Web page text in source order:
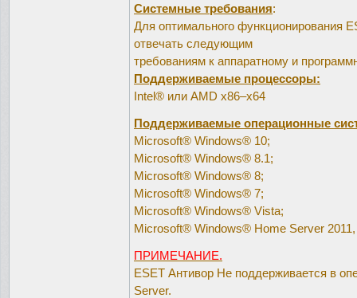
Системные требования:
Для оптимального функционирования
отвечать следующим
требованиям к аппаратному и
Поддерживаемые процессоры:
Intel® или AMD x86–x64
Поддерживаемые операционные
Microsoft® Windows® 10;
Microsoft® Windows® 8.1;
Microsoft® Windows® 8;
Microsoft® Windows® 7;
Microsoft® Windows® Vista;
Microsoft® Windows® Home Server
ПРИМЕЧАНИЕ.
ESET Антивор Не поддерживается в
Server.